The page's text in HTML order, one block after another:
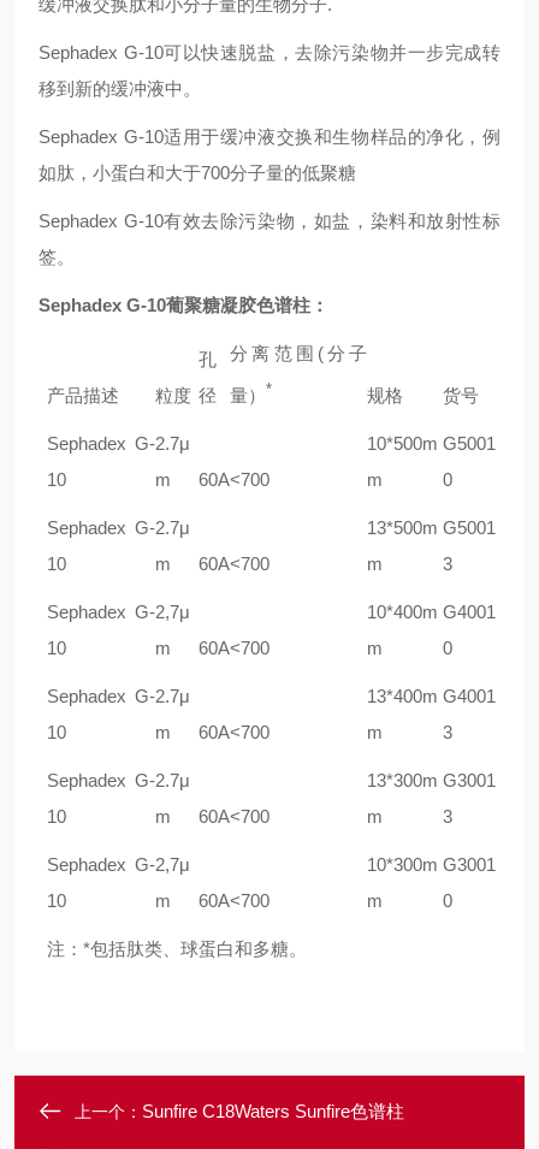
缓冲液交换肽和小分子量的生物分子.
Sephadex G-10可以快速脱盐，去除污染物并一步完成转
移到新的缓冲液中。
Sephadex G-10适用于缓冲液交换和生物样品的净化，例
如肽，小蛋白和大于700分子量的低聚糖
Sephadex G-10有效去除污染物，如盐，染料和放射性标
签。
Sephadex G-10葡聚糖凝胶色谱柱：
产品描述 粒度
孔
径
分离范围(分子
量） * 规格 货号
Sephadex G-
10
2.7μ
m
60A<700
10*500m
m
G5001
0
Sephadex G-
10
2.7μ
m
60A<700
13*500m
m
G5001
3
Sephadex G-
10
2,7μ
m
60A<700
10*400m
m
G4001
0
Sephadex G-
10
2.7μ
m
60A<700
13*400m
m
G4001
3
Sephadex G-
10
2.7μ
m
60A<700
13*300m
m
G3001
3
Sephadex G-
10
2,7μ
m
60A<700
10*300m
m
G3001
0
注：*包括肽类、球蛋白和多糖。
上一个： Sunfire C18Waters Sunfire色谱柱